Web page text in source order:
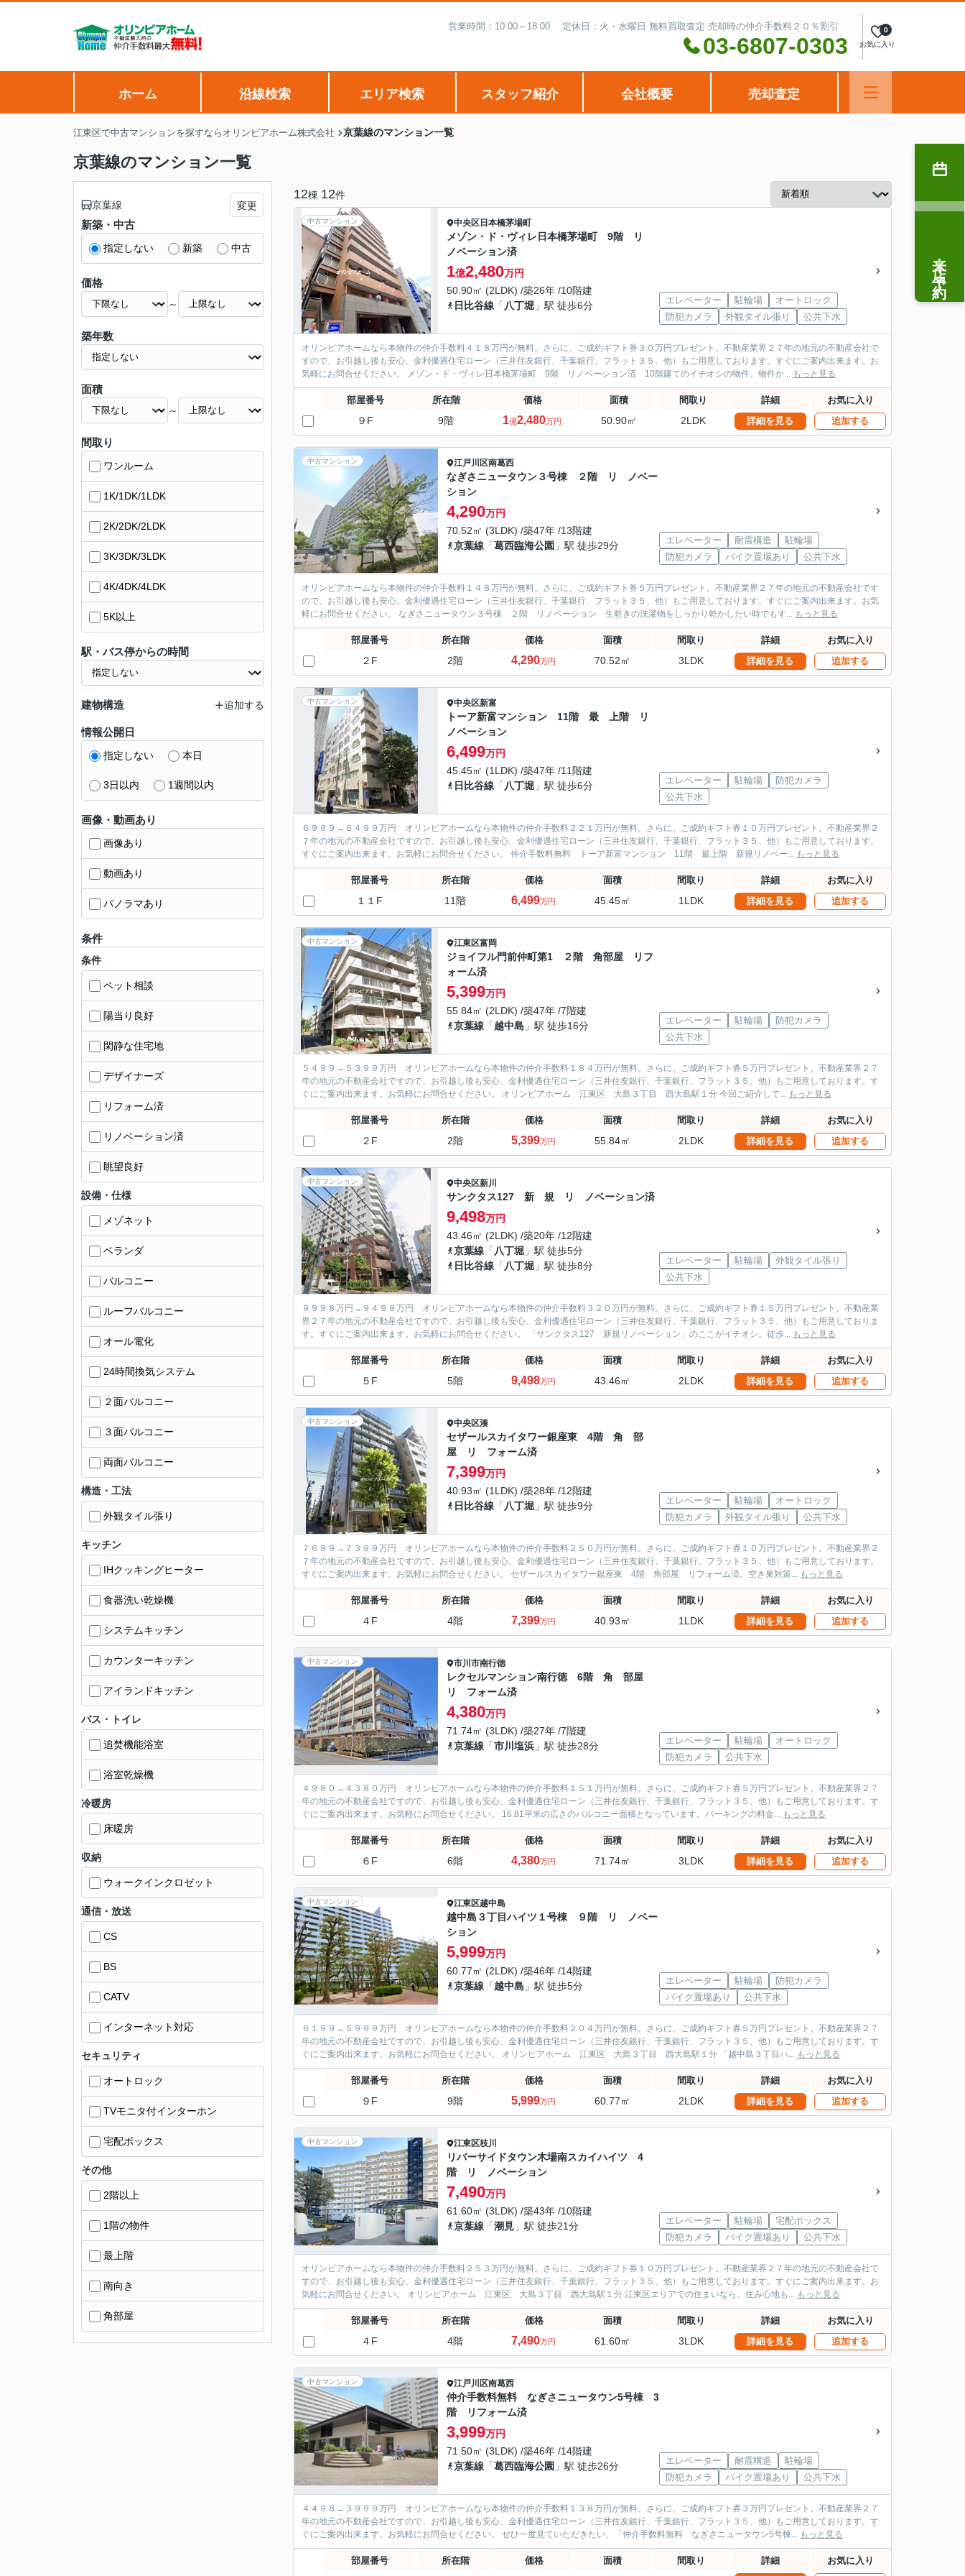
営業時間：10:00～18:00 定休日：火・水曜日 無料買取査定 売却時の仲介手数料２０％割引
03-6807-0303 お気に入り
0
ホーム 沿線検索 エリア検索 スタッフ紹介 会社概要 売却査定
江東区で中古マンションを探すならオリンピアホーム株式会社 京葉線のマンション一覧
京葉線のマンション一覧
12棟 12件
中古マンション 中央区 日本橋茅場町
メゾン・ド・ヴィレ日本橋茅場町 9階 リ
ノベーション済
1億2,480万円
50.90㎡ (2LDK) /築26年 /10階建
日比谷線 「 八丁堀 」駅 徒歩6分 エレベーター 駐輪場
オートロック
防犯カメラ
外観タイル張り 公共下水
オリンピアホームなら本物件の仲介手数料４１８万円が無料。さらに、ご成約ギフト券３０万円プレゼント。不動産業界２７年の地元の不動産会社で
すので、お引越し後も安心、金利優遇住宅ローン（三井住友銀行、千葉銀行、フラット３５、他）もご用意しております。すぐにご案内出来ます。お
気軽にお問合せください。 メゾン・ド・ヴィレ日本橋茅場町 9階 リノベーション済 10階建てのイチオシの物件。物件か... もっと見る
部屋番号 所在階 価格 面積 間取り 詳細 お気に入り
９F 9階 1億2,480万円 50.90㎡ 2LDK 詳細を見る 追加する
中古マンション 江戸川区南葛西
なぎさニュータウン３号棟 ２階 リ ノベー
ション
4,290万円
70.52㎡ (3LDK) /築47年 /13階建
京葉線 「葛西臨海公園 」駅 徒歩29分 エレベーター 耐震構造
駐輪場
防犯カメラ
バイク置場あり 公共下水
オリンピアホームなら本物件の仲介手数料１４８万円が無料。さらに、ご成約ギフト券５万円プレゼント。不動産業界２７年の地元の不動産会社です
ので、お引越し後も安心。金利優遇住宅ローン（三井住友銀行、千葉銀行、フラット３５、他）もご用意しております。すぐにご案内出来ます。お気
軽にお問合せください。 なぎさニュータウン３号棟 ２階 リノベーション 生乾きの洗濯物をしっかり乾かしたい時でもす... もっと見る
部屋番号 所在階 価格 面積 間取り 詳細 お気に入り
２F 2階 4,290万円 70.52㎡ 3LDK 詳細を見る 追加する
中古マンション 中央区新富
トーア新富マンション 11階 最 上階 リ
ノベーション
6,499万円
45.45㎡ (1LDK) /築47年 /11階建
日比谷線 「 八丁堀 」駅 徒歩6分 エレベーター 駐輪場
防犯カメラ
公共下水
６９９９→６４９９万円 オリンピアホームなら本物件の仲介手数料２２１万円が無料。さらに、ご成約ギフト券１０万円プレゼント。不動産業界２
７年の地元の不動産会社ですので、お引越し後も安心、金利優遇住宅ローン（三井住友銀行、千葉銀行、フラット３５、他）もご用意しております。
すぐにご案内出来ます。お気軽にお問合せください。 仲介手数料無料 トーア新富マンション 11階 最上階 新規リノベー... もっと見る
部屋番号 所在階 価格 面積 間取り 詳細 お気に入り
１１F 11階 6,499万円 45.45㎡ 1LDK 詳細を見る 追加する
中古マンション 江東区富岡
ジョイフル門前仲町第1 ２階 角部屋 リフ
ォーム済
5,399万円
55.84㎡ (2LDK) /築47年 /7階建
京葉線 「越中島 」駅 徒歩16分 エレベーター 駐輪場
防犯カメラ
公共下水
５４９９→５３９９万円 オリンピアホームなら本物件の仲介手数料１８４万円が無料。さらに、ご成約ギフト券５万円プレゼント。不動産業界２７
年の地元の不動産会社ですので、お引越し後も安心、金利優遇住宅ローン（三井住友銀行、千葉銀行、フラット３５、他）もご用意しております。す
ぐにご案内出来ます。お気軽にお問合せください。 オリンピアホーム 江東区 大島３丁目 西大島駅１分 今回ご紹介して... もっと見る
部屋番号 所在階 価格 面積 間取り 詳細 お気に入り
２F 2階 5,399万円 55.84㎡ 2LDK 詳細を見る 追加する
中古マンション 中央区新川
サンクタス127 新 規 リ ノベーション済
9,498万円
43.46㎡ (2LDK) /築20年 /12階建
京葉線 「 八丁堀 」駅 徒歩5分
日比谷線 「 八丁堀 」駅 徒歩8分 エレベーター 駐輪場
外観タイル張り
公共下水
９９９８万円→９４９８万円 オリンピアホームなら本物件の仲介手数料３２０万円が無料。さらに、ご成約ギフト券１５万円プレゼント。不動産業
界２７年の地元の不動産会社ですので、お引越し後も安心、金利優遇住宅ローン（三井住友銀行、千葉銀行、フラット３５、他）もご用意しておりま
す。すぐにご案内出来ます。お気軽にお問合せください。 「サンクタス127 新規リノベーション」のここがイチオシ。徒歩... もっと見る
部屋番号 所在階 価格 面積 間取り 詳細 お気に入り
５F 5階 9,498万円 43.46㎡ 2LDK 詳細を見る 追加する
中古マンション 中央区湊
セザールスカイタワー銀座東 4階 角 部
屋 リ フォーム済
7,399万円
40.93㎡ (1LDK) /築28年 /12階建
日比谷線 「 八丁堀 」駅 徒歩9分 エレベーター 駐輪場
オートロック
防犯カメラ
外観タイル張り 公共下水
７６９９→７３９９万円 オリンピアホームなら本物件の仲介手数料２５０万円が無料。さらに、ご成約ギフト券１０万円プレゼント。不動産業界２
７年の地元の不動産会社ですので、お引越し後も安心、金利優遇住宅ローン（三井住友銀行、千葉銀行、フラット３５、他）もご用意しております。
すぐにご案内出来ます。お気軽にお問合せください。 セザールスカイタワー銀座東 4階 角部屋 リフォーム済。空き巣対策... もっと見る
部屋番号 所在階 価格 面積 間取り 詳細 お気に入り
４F 4階 7,399万円 40.93㎡ 1LDK 詳細を見る 追加する
中古マンション 市川市南行徳
レクセルマンション南行徳 6階 角 部屋
リ フォーム済
4,380万円
71.74㎡ (3LDK) /築27年 /7階建
京葉線 「市川塩浜 」駅 徒歩28分 エレベーター 駐輪場
オートロック
防犯カメラ
公共下水
４９８０→４３８０万円 オリンピアホームなら本物件の仲介手数料１５１万円が無料。さらに、ご成約ギフト券５万円プレゼント。不動産業界２７
年の地元の不動産会社ですので、お引越し後も安心、金利優遇住宅ローン（三井住友銀行、千葉銀行、フラット３５、他）もご用意しております。す
ぐにご案内出来ます。お気軽にお問合せください。 16.81平米の広さのバルコニー面積となっています。パーキングの料金... もっと見る
部屋番号 所在階 価格 面積 間取り 詳細 お気に入り
６F 6階 4,380万円 71.74㎡ 3LDK 詳細を見る 追加する
中古マンション 江東区越中島
越中島３丁目ハイツ１号棟 ９階 リ ノベー
ション
5,999万円
60.77㎡ (2LDK) /築46年 /14階建
京葉線 「越中島 」駅 徒歩5分 エレベーター 駐輪場
防犯カメラ
バイク置場あり
公共下水
６１９９→５９９９万円 オリンピアホームなら本物件の仲介手数料２０４万円が無料。さらに、ご成約ギフト券５万円プレゼント。不動産業界２７
年の地元の不動産会社ですので、お引越し後も安心、金利優遇住宅ローン（三井住友銀行、千葉銀行、フラット３５、他）もご用意しております。す
ぐにご案内出来ます。お気軽にお問合せください。 オリンピアホーム 江東区 大島３丁目 西大島駅１分 「越中島３丁目ハ... もっと見る
部屋番号 所在階 価格 面積 間取り 詳細 お気に入り
９F 9階 5,999万円 60.77㎡ 2LDK 詳細を見る 追加する
中古マンション 江東区枝川
リバーサイドタウン木場南スカイハイツ 4
階 リ ノベーション
7,490万円
61.60㎡ (3LDK) /築43年 /10階建
京葉線 「潮見 」駅 徒歩21分 エレベーター 駐輪場
宅配ボックス
防犯カメラ
バイク置場あり 公共下水
オリンピアホームなら本物件の仲介手数料２５３万円が無料。さらに、ご成約ギフト券１０万円プレゼント。不動産業界２７年の地元の不動産会社で
すので、お引越し後も安心、金利優遇住宅ローン（三井住友銀行、千葉銀行、フラット３５、他）もご用意しております。すぐにご案内出来ます。お
気軽にお問合せください。 オリンピアホーム 江東区 大島３丁目 西大島駅１分 江東区エリアでの住まいなら、住み心地も... もっと見る
部屋番号 所在階 価格 面積 間取り 詳細 お気に入り
４F 4階 7,490万円 61.60㎡ 3LDK 詳細を見る 追加する
中古マンション 江戸川区南葛西
仲介手数料無料 なぎさニュータウン5号棟 3
階 リフォーム済
3,999万円
71.50㎡ (3LDK) /築46年 /14階建
京葉線 「葛西臨海公園 」駅 徒歩26分 エレベーター 耐震構造
駐輪場
防犯カメラ
バイク置場あり 公共下水
４４９８→３９９９万円 オリンピアホームなら本物件の仲介手数料１３８万円が無料。さらに、ご成約ギフト券３万円プレゼント。不動産業界２７
年の地元の不動産会社ですので、お引越し後も安心、金利優遇住宅ローン（三井住友銀行、千葉銀行、フラット３５、他）もご用意しております。す
ぐにご案内出来ます。お気軽にお問合せください。 ぜひ一度見ていただきたい、「仲介手数料無料 なぎさニュータウン5号棟... もっと見る
部屋番号 所在階 価格 面積 間取り 詳細 お気に入り
京葉線 変更
新築・中古
指定しない 新築 中古
価格
～
築年数
面積
～
間取り
ワンルーム
1K/1DK/1LDK
2K/2DK/2LDK
3K/3DK/3LDK
4K/4DK/4LDK
5K以上
駅・バス停からの時間
建物構造 追加する
情報公開日
指定しない 本日
3日以内 1週間以内
画像・動画あり
画像あり
動画あり
パノラマあり
条件
条件
ペット相談
陽当り良好
閑静な住宅地
デザイナーズ
リフォーム済
リノベーション済
眺望良好
設備・仕様
メゾネット
ベランダ
バルコニー
ルーフバルコニー
オール電化
24時間換気システム
２面バルコニー
３面バルコニー
両面バルコニー
構造・工法
外観タイル張り
キッチン
IHクッキングヒーター
食器洗い乾燥機
システムキッチン
カウンターキッチン
アイランドキッチン
バス・トイレ
追焚機能浴室
浴室乾燥機
冷暖房
床暖房
収納
ウォークインクロゼット
通信・放送
CS
BS
CATV
インターネット対応
セキュリティ
オートロック
TVモニタ付インターホン
宅配ボックス
その他
2階以上
1階の物件
最上階
南向き
角部屋
来店予約